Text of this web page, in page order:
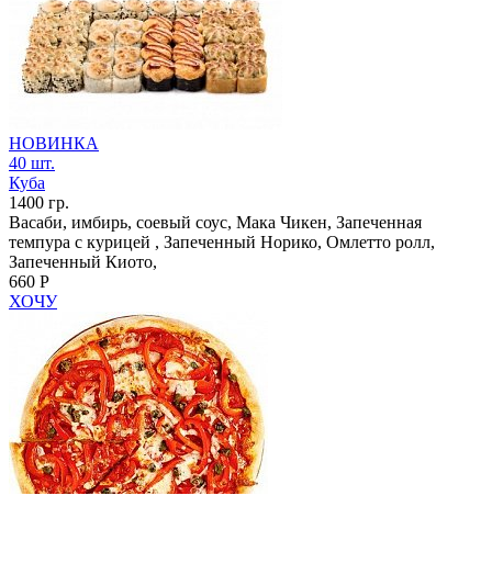
НОВИНКА
40 шт.
Куба
1400 гр.
Васаби, имбирь, соевый соус, Мака Чикен, Запеченная
темпура с курицей , Запеченный Норико, Омлетто ролл,
Запеченный Киото,
660 Р
ХОЧУ